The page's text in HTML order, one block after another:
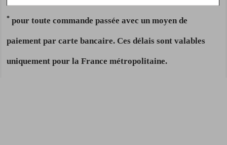
* pour toute commande passée avec un moyen de
paiement par carte bancaire. Ces délais sont valables
uniquement pour la France métropolitaine.